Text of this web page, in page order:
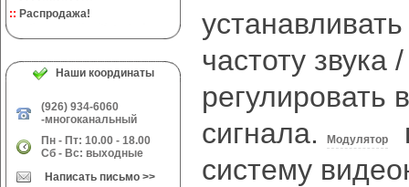
:: Распродажа!
Наши координаты
(926) 934-6060
-многоканальный
Пн - Пт: 10.00 - 18.00
Сб - Вс: выходные
Написать письмо >>
частоту
регулировать
сигнала.
Модулятор
систему